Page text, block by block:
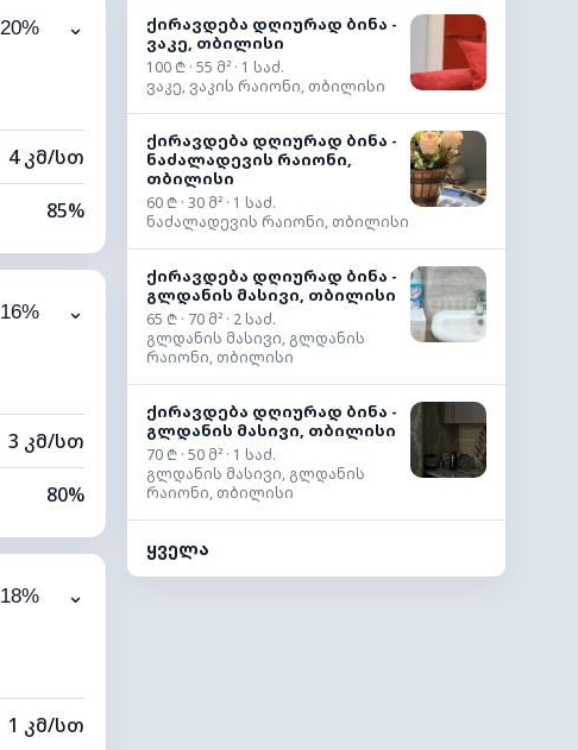
10 კმ
20% ⌄
4 კმ/სთ
85%
69%
10 კმ
16% ⌄
3 კმ/სთ
80%
53%
10 კმ
18% ⌄
1 კმ/სთ
ქირავდება დღიურად ბინა -
ვაკე, თბილისი
100 ₾ · 55 მ² · 1 საძ.
ვაკე, ვაკის რაიონი, თბილისი
ქირავდება დღიურად ბინა -
ნაძალადევის რაიონი,
თბილისი
60 ₾ · 30 მ² · 1 საძ.
ნაძალადევის რაიონი, თბილისი
ქირავდება დღიურად ბინა -
გლდანის მასივი, თბილისი
65 ₾ · 70 მ² · 2 საძ.
გლდანის მასივი, გლდანის
რაიონი, თბილისი
ქირავდება დღიურად ბინა -
გლდანის მასივი, თბილისი
70 ₾ · 50 მ² · 1 საძ.
გლდანის მასივი, გლდანის
რაიონი, თბილისი
ყველა